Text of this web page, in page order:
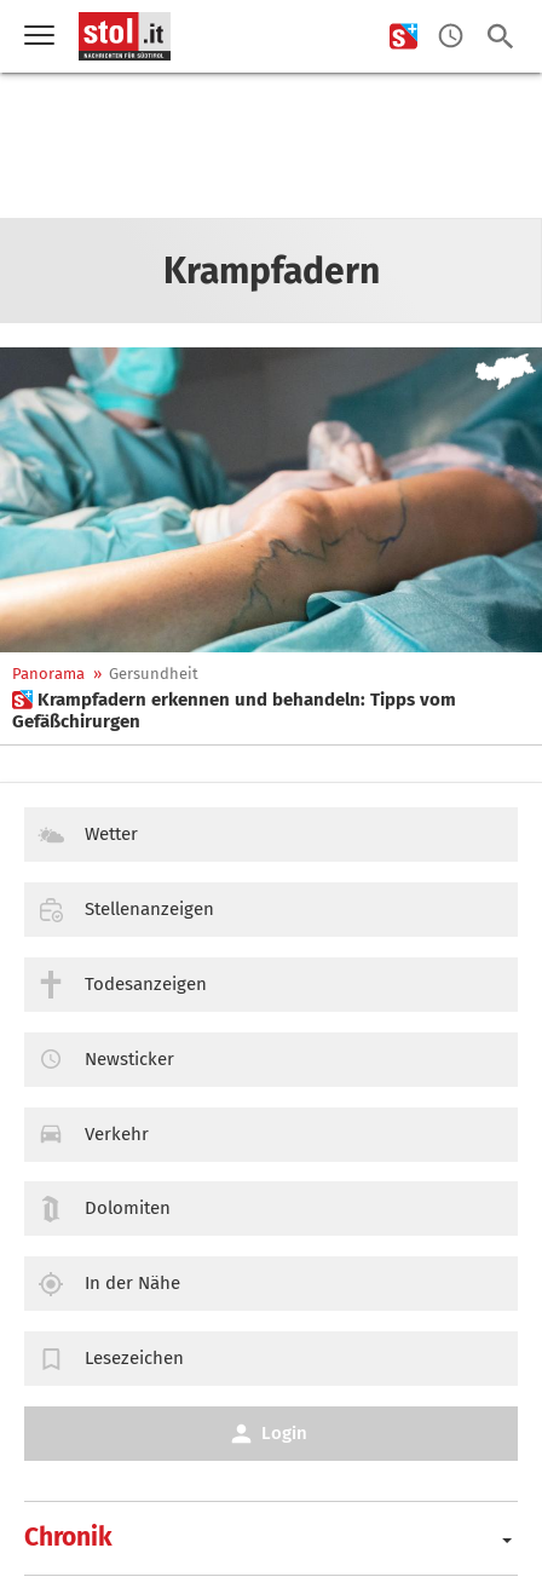
Krampfadern
Panorama » Gersundheit
 Krampfadern erkennen und behandeln: Tipps vom
Gefäßchirurgen
Chronik
Wetter
Stellenanzeigen
Todesanzeigen
Newsticker
Verkehr
Dolomiten
In der Nähe
Lesezeichen
Login